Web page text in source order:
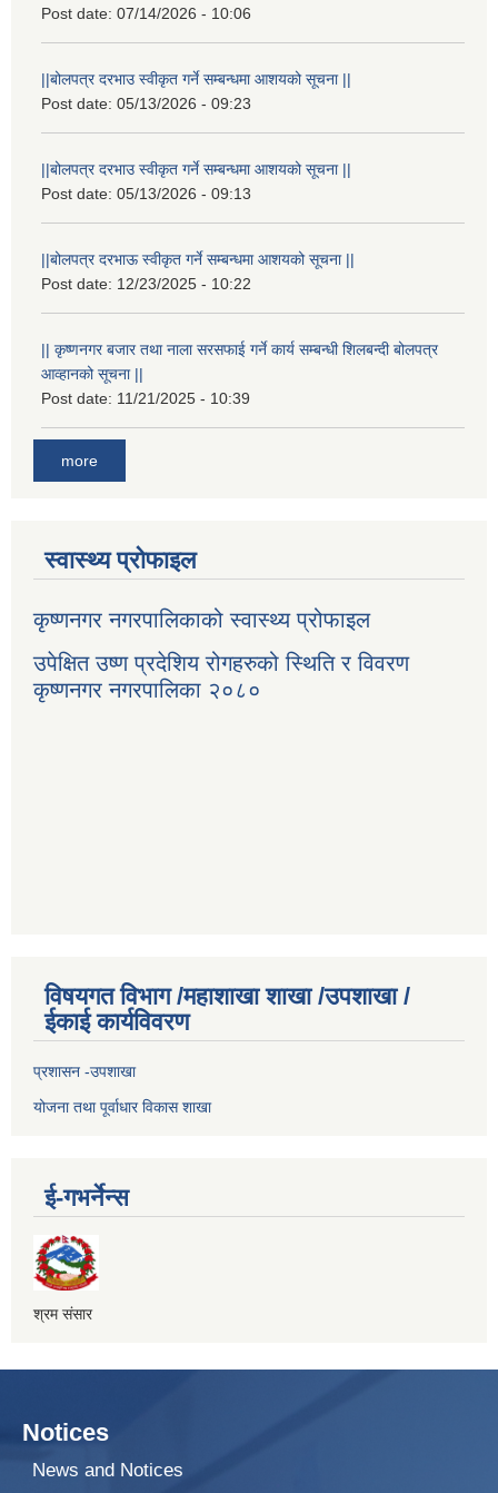
Post date: 07/14/2026 - 10:06
||बोलपत्र दरभाउ स्वीकृत गर्ने सम्बन्धमा आशयको सूचना ||
Post date: 05/13/2026 - 09:23
||बोलपत्र दरभाउ स्वीकृत गर्ने सम्बन्धमा आशयको सूचना ||
Post date: 05/13/2026 - 09:13
||बोलपत्र दरभाऊ स्वीकृत गर्ने सम्बन्धमा आशयको सूचना ||
Post date: 12/23/2025 - 10:22
|| कृष्णनगर बजार तथा नाला सरसफाई गर्ने कार्य सम्बन्धी शिलबन्दी बोलपत्र
आव्हानको सूचना ||
Post date: 11/21/2025 - 10:39
more
स्वास्थ्य प्रोफाइल
कृष्णनगर नगरपालिकाको स्वास्थ्य प्रोफाइल
उपेक्षित उष्ण प्रदेशिय रोगहरुको स्थिति र विवरण
कृष्णनगर नगरपालिका २०८०
विषयगत विभाग /महाशाखा शाखा /उपशाखा /
ईकाई कार्यविवरण
प्रशासन -उपशाखा
योजना तथा पूर्वाधार विकास शाखा
ई-गभर्नेन्स
श्रम संसार
Notices
News and Notices